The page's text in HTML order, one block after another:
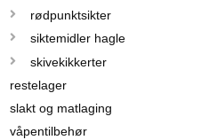
rødpunktsikter
siktemidler hagle
skivekikkerter
restelager
slakt og matlaging
våpentilbehør